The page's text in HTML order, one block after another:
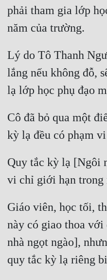
Huyền Nghi
Huyền Ảo
Hài Hước
Hệ Thống
Học Đường
Khoa Huyễn Không Gian
Kiếm Hiệp
Kỳ Ảo
Linh Dị
Làm Giàu
Lịch Sử
phải tham gia lớp
năm của trường.
Lý do Tô Thanh
lắng nếu không đỗ,
lạ lớp học phụ đạo
Cô đã bỏ qua một
kỳ lạ đều có phạm
Quy tắc kỳ lạ [Ngôi
vi chỉ giới hạn trong
Giáo viên, học tối,
này có giao thoa
nhà ngọt ngào],
quy tắc kỳ lạ riêng